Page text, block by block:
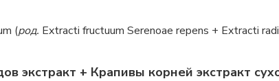
(род. Extracti fructuum Serenoae repens + Extracti
экстракт + Крапивы корней экстракт